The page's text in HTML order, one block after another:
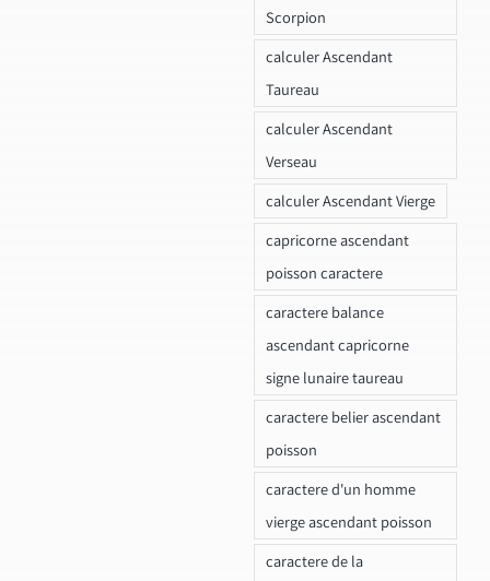
Scorpion
calculer Ascendant
Taureau
calculer Ascendant
Verseau
calculer Ascendant Vierge
capricorne ascendant
poisson caractere
caractere balance
ascendant capricorne
signe lunaire taureau
caractere belier ascendant
poisson
caractere d'un homme
vierge ascendant poisson
caractere de la